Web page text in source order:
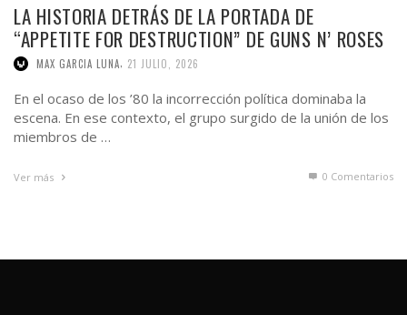
LA HISTORIA DETRÁS DE LA PORTADA DE
“APPETITE FOR DESTRUCTION” DE GUNS N’ ROSES
MAX GARCIA LUNA 21 JULIO, 2026
En el ocaso de los ’80 la incorrección política dominaba la
escena. En ese contexto, el grupo surgido de la unión de los
miembros de …
Ver más 0 Comentarios